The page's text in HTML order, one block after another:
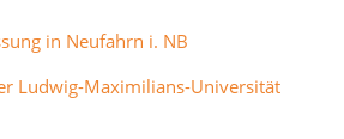
in Neufahrn i. NB
Ludwig-Maximilians-Universität